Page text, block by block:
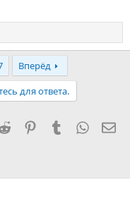
Вперёд
для ответа.
Reddit PinterestTumblr